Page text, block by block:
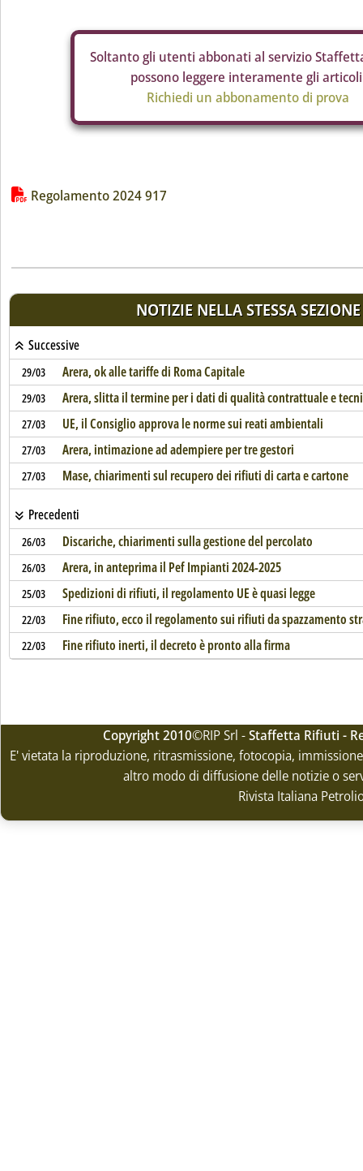
Soltanto gli utenti abbonati al servizio
possono leggere interamente gli
Richiedi un abbonamento di prova
Lista allegati PDF alla notizia
Regolamento 2024 917
NOTIZIE NELLA STESSA SEZIONE
Successive
29/03 Arera, ok alle tariffe di Roma Capitale
29/03 Arera, slitta il termine per i dati di qualità contrattuale e
27/03 UE, il Consiglio approva le norme sui reati ambientali
27/03 Arera, intimazione ad adempiere per tre gestori
27/03 Mase, chiarimenti sul recupero dei rifiuti di carta e cartone
Precedenti
26/03 Discariche, chiarimenti sulla gestione del percolato
26/03 Arera, in anteprima il Pef Impianti 2024-2025
25/03 Spedizioni di rifiuti, il regolamento UE è quasi legge
22/03 Fine rifiuto, ecco il regolamento sui rifiuti da spazzamento
22/03 Fine rifiuto inerti, il decreto è pronto alla firma
Copyright 2010©RIP Srl -Staffetta Rifiuti -
E' vietata la riproduzione, ritrasmissione, fotocopia,
altro modo di diffusione delle notizie o
Rivista Italiana